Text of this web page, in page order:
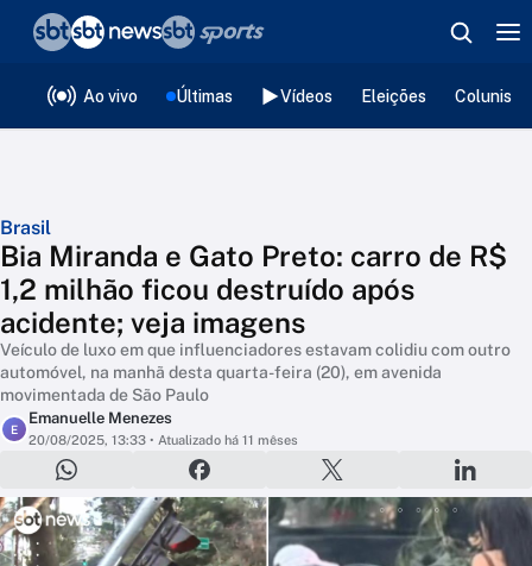
Ao vivo Últimas Vídeos Eleições
Brasil
Bia Miranda e Gato Preto: carro de R$
1,2 milhão ficou destruído após
acidente; veja imagens
Veículo de luxo em que influenciadores estavam colidiu com outro
automóvel, na manhã desta quarta-feira (20), em avenida
movimentada de São Paulo
E
Emanuelle Menezes
20/08/2025, 13:33 • Atualizado há 11 mêses
❮voltar
Editorias